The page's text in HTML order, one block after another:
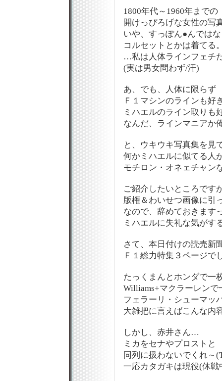
1800年代～1960年までの
開けっぴろげな女性の写
いや、すっぽん●んでは
コルセットとかは着てる
…私は人体ラインフェチ
(実は男女問わず/汗)
あ、でも、人体に限らず
Ｆ１マシンのラインも好
ミハエルのライン取りも
なんだ、ラインマニア
と、ウキウキ写真集を見
何かミハエルに似てる人
モチロン・オネェチャン
ご紹介したいところです
版権＆わいせつ画像に引
なので、辞めておきます
ミハエルに失礼な気がす
さて、本日付けの読売新
Ｆ１総力特集３ページで
たっくまんとホンダで一
Williams+マクラーレンで
フェラーリ・シューマッ
大雑把に言えばこんな内
しかし、赤井さん…
ミカをセナやプロストと
同列に扱わないでくれ～
一応カタガキは現役(休